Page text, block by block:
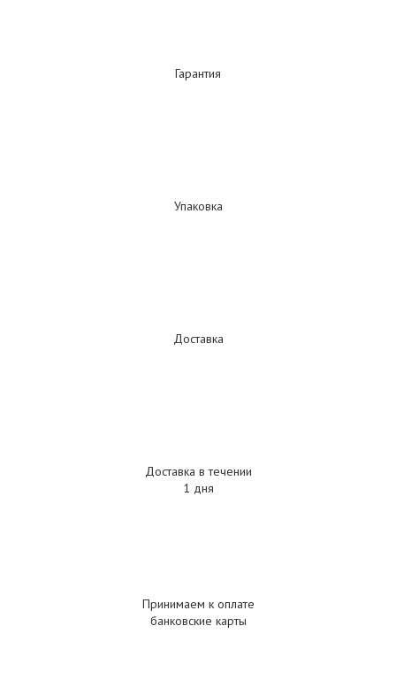
Гарантия
Упаковка
Доставка
Доставка в течении
1 дня
Принимаем к оплате
банковские карты